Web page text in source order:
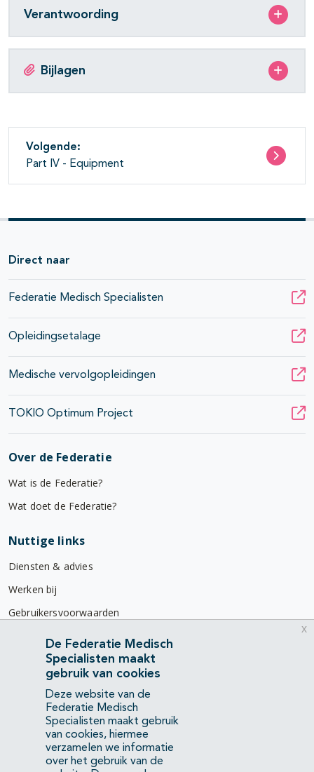
Verantwoording
Bijlagen
Volgende:
Part IV - Equipment
Direct naar
Federatie Medisch Specialisten
Opleidingsetalage
Medische vervolgopleidingen
TOKIO Optimum Project
Over de Federatie
Wat is de Federatie?
Wat doet de Federatie?
Nuttige links
Diensten & advies
Werken bij
Gebruikersvoorwaarden
Privacyverklaring
Contact
Mercatorlaan 1200
3528 BL Utrecht
(088) 505 34 34
info@richtlijnendatabase.nl
De Federatie Medisch
Specialisten maakt
gebruik van cookies
Deze website van de
Federatie Medisch
Specialisten maakt gebruik
van cookies, hiermee
verzamelen we informatie
over het gebruik van de
x